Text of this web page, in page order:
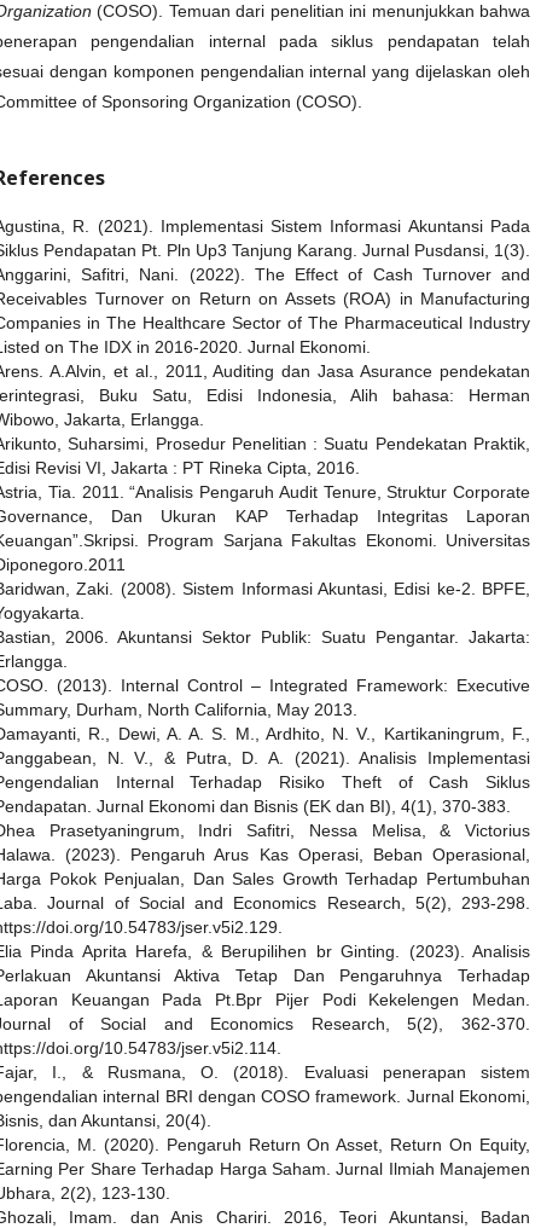
(COSO). Temuan dari penelitian ini menunjukkan bahwa
pengendalian internal pada siklus pendapatan telah
dengan komponen pengendalian internal yang dijelaskan oleh
of Sponsoring Organization (COSO).
R. (2021). Implementasi Sistem Informasi Akuntansi Pada
Pendapatan Pt. Pln Up3 Tanjung Karang. Jurnal Pusdansi, 1(3).
Safitri, Nani. (2022). The Effect of Cash Turnover and
Turnover on Return on Assets (ROA) in Manufacturing
in The Healthcare Sector of The Pharmaceutical Industry
on The IDX in 2016-2020. Jurnal Ekonomi.
A.Alvin, et al., 2011, Auditing dan Jasa Asurance pendekatan
Buku Satu, Edisi Indonesia, Alih bahasa: Herman
Jakarta, Erlangga.
Suharsimi, Prosedur Penelitian : Suatu Pendekatan Praktik,
Revisi VI, Jakarta : PT Rineka Cipta, 2016.
Tia. 2011. “Analisis Pengaruh Audit Tenure, Struktur Corporate
Dan Ukuran KAP Terhadap Integritas Laporan
Program Sarjana Fakultas Ekonomi. Universitas
Zaki. (2008). Sistem Informasi Akuntasi, Edisi ke-2. BPFE,
2006. Akuntansi Sektor Publik: Suatu Pengantar. Jakarta:
(2013). Internal Control – Integrated Framework: Executive
Durham, North California, May 2013.
R., Dewi, A. A. S. M., Ardhito, N. V., Kartikaningrum, F.,
N. V., & Putra, D. A. (2021). Analisis Implementasi
Internal Terhadap Risiko Theft of Cash Siklus
Jurnal Ekonomi dan Bisnis (EK dan BI), 4(1), 370-383.
Prasetyaningrum, Indri Safitri, Nessa Melisa, & Victorius
(2023). Pengaruh Arus Kas Operasi, Beban Operasional,
Pokok Penjualan, Dan Sales Growth Terhadap Pertumbuhan
Journal of Social and Economics Research, 5(2), 293-298.
doi.org/10.54783/jser.v5i2.129.
Pinda Aprita Harefa, & Berupilihen br Ginting. (2023). Analisis
Akuntansi Aktiva Tetap Dan Pengaruhnya Terhadap
Keuangan Pada Pt.Bpr Pijer Podi Kekelengen Medan.
of Social and Economics Research, 5(2), 362-370.
doi.org/10.54783/jser.v5i2.114.
I., & Rusmana, O. (2018). Evaluasi penerapan sistem
internal BRI dengan COSO framework. Jurnal Ekonomi,
dan Akuntansi, 20(4).
M. (2020). Pengaruh Return On Asset, Return On Equity,
Per Share Terhadap Harga Saham. Jurnal Ilmiah Manajemen
2(2), 123-130.
Imam. dan Anis Chariri. 2016, Teori Akuntansi, Badan